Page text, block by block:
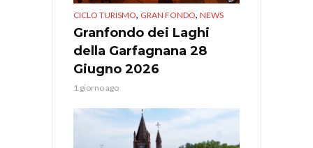
CICLO TURISMO, GRAN FONDO, NEWS
Granfondo dei Laghi
della Garfagnana 28
Giugno 2026
1 giorno ago